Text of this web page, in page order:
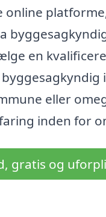
online
en
eller
inden for
gratis og